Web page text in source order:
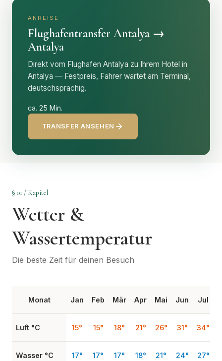
ANREISE
Flughafentransfer Antalya →
Antalya
Direkt vom Flughafen Antalya zu Ihrem Hotel in
Antalya — Festpreis, Fahrer wartet am Terminal,
deutschsprachig.
ca. 25 Min.
TRANSFER ANSEHEN
§ 01 / Kapitel
Wetter &
Wassertemperatur
Die beste Zeit für deinen Besuch
Monat Jan Feb Mär Apr Mai Jun Jul
Luft °C 15° 15° 18° 21° 26° 31° 34°
Wasser °C 17° 17° 17° 18° 21° 24° 27°